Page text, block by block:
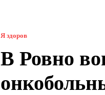
Я здоров
В Ровно